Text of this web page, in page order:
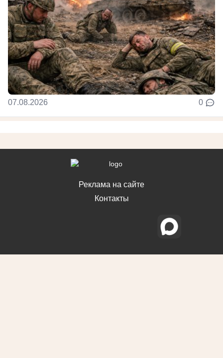
07.08.2026 0
Реклама на сайте
Контакты